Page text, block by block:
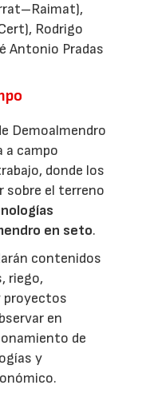
Rodrigo
Antonio Pradas
Demoalmendro
a campo
donde los
sobre el terreno
en seto.
contenidos
riego,
proyectos
en
de
y